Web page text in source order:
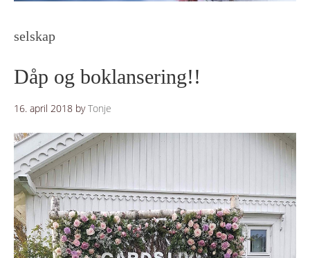
selskap
Dåp og boklansering!!
16. april 2018 byTonje